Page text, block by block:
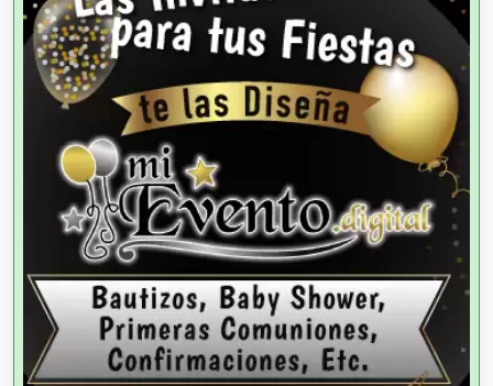
Agencias de Cobranza
Agencias de Colocación
Agencias de Modelos
Agencias de Publicidad